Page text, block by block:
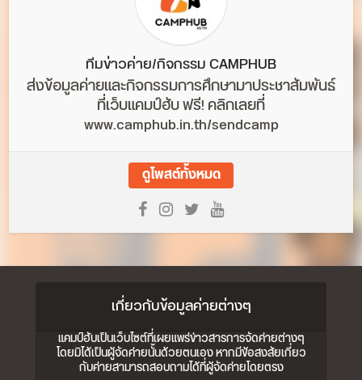
ทีมข่าวค่าย/กิจกรรม CAMPHUB
ส่งข้อมูลค่ายและกิจกรรมการศึกษามาประชาสัมพันธ์
ที่เว็บแคมป์ฮับ ฟรี! คลิกเลยที่
www.camphub.in.th/sendcamp
ดูโพสต์ทั้งหมด
เกี่ยวกับข้อมูลค่ายต่างๆ
แคมป์ฮับเป็นเว็บไซต์ที่เผยแพร่ข่าวสารการจัดค่ายต่างๆ
โดยมิได้เป็นผู้จัดค่ายนั้นด้วยตนเอง หากมีข้อสงสัยเกี่ยว
กับค่ายสามารถสอบถามได้ที่ผู้จัดค่ายโดยตรง